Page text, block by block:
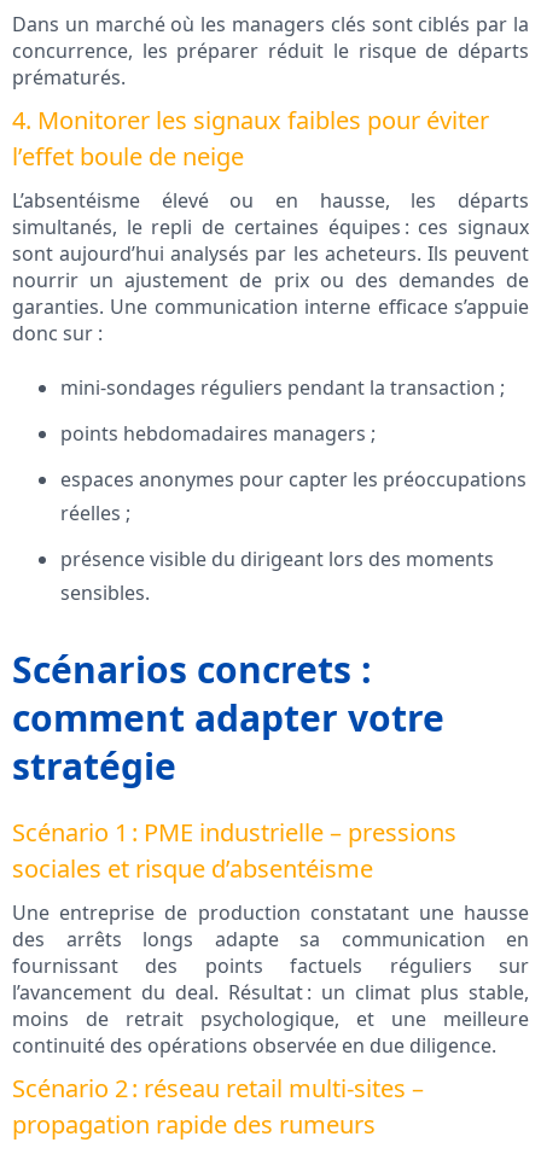
Dans un marché où les managers clés sont ciblés par la
concurrence, les préparer réduit le risque de départs
prématurés.
4. Monitorer les signaux faibles pour éviter
l’effet boule de neige
L’absentéisme élevé ou en hausse, les départs
simultanés, le repli de certaines équipes : ces signaux
sont aujourd’hui analysés par les acheteurs. Ils peuvent
nourrir un ajustement de prix ou des demandes de
garanties. Une communication interne efficace s’appuie
donc sur :
mini‑sondages réguliers pendant la transaction ;
points hebdomadaires managers ;
espaces anonymes pour capter les préoccupations
réelles ;
présence visible du dirigeant lors des moments
sensibles.
Scénarios concrets :
comment adapter votre
stratégie
Scénario 1 : PME industrielle – pressions
sociales et risque d’absentéisme
Une entreprise de production constatant une hausse
des arrêts longs adapte sa communication en
fournissant des points factuels réguliers sur
l’avancement du deal. Résultat : un climat plus stable,
moins de retrait psychologique, et une meilleure
continuité des opérations observée en due diligence.
Scénario 2 : réseau retail multi‑sites –
propagation rapide des rumeurs